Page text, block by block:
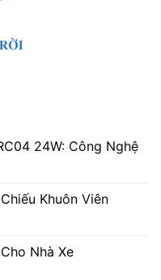
24W: Công Nghệ
Khuôn Viên
Nhà Xe